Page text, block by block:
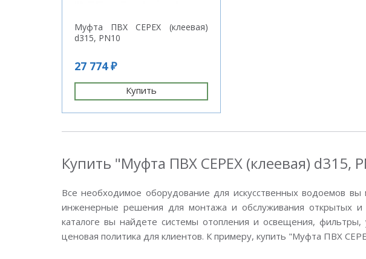
Муфта ПВХ CEPEX (клеевая)
d315, PN10
27 774 ₽
Купить
Купить "Муфта ПВХ CEPEX (клеевая) d315,
Все необходимое оборудование для искусственных водоемов
инженерные решения для монтажа и обслуживания открытых и
каталоге вы найдете системы отопления и освещения,
ценовая политика для клиентов. К примеру, купить "Муфта ПВХ